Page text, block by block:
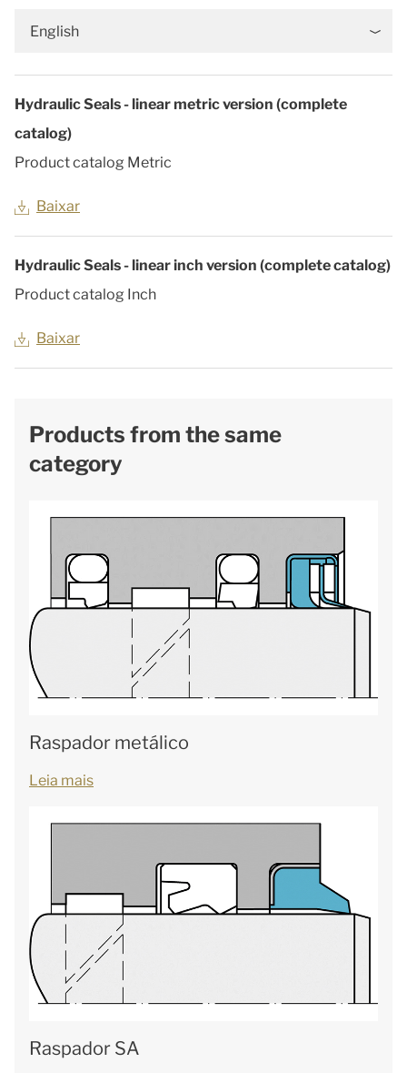
English
Hydraulic Seals - linear metric version (complete
catalog)
Product catalog Metric
Baixar
Hydraulic Seals - linear inch version (complete catalog)
Product catalog Inch
Baixar
Products from the same
category
Raspador metálico
Leia mais
Raspador SA